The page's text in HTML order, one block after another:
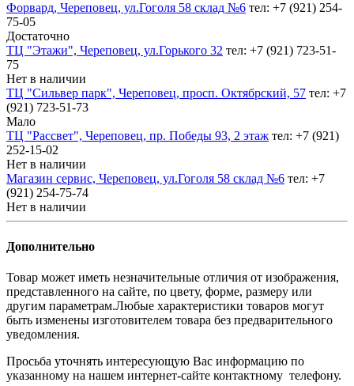
Форвард, Череповец, ул.Гоголя 58 склад №6 тел: +7 (921) 254-
75-05
Достаточно
ТЦ "Этажи", Череповец, ул.Горького 32 тел: +7 (921) 723-51-
75
Нет в наличии
ТЦ "Сильвер парк", Череповец, просп. Октябрский, 57 тел: +7
(921) 723-51-73
Мало
ТЦ "Рассвет", Череповец, пр. Победы 93, 2 этаж тел: +7 (921)
252-15-02
Нет в наличии
Магазин сервис, Череповец, ул.Гоголя 58 склад №6 тел: +7
(921) 254-75-74
Нет в наличии
Дополнительно
Товар может иметь незначительные отличия от изображения,
представленного на сайте, по цвету, форме, размеру или
другим параметрам.Любые характеристики товаров могут
быть изменены изготовителем товара без предварительного
уведомления.
Просьба уточнять интересующую Вас информацию по
указанному на нашем интернет-сайте контактному телефону.